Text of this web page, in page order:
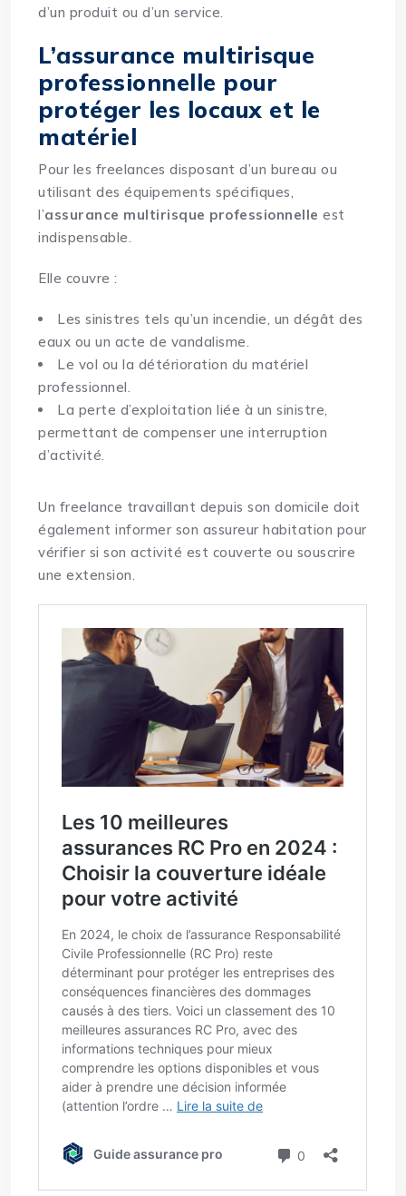
d’un produit ou d’un service.
L’assurance multirisque
professionnelle pour
protéger les locaux et le
matériel
Pour les freelances disposant d’un bureau ou
utilisant des équipements spécifiques,
l’assurance multirisque professionnelle est
indispensable.
Elle couvre :
Les sinistres tels qu’un incendie, un dégât des
eaux ou un acte de vandalisme.
Le vol ou la détérioration du matériel
professionnel.
La perte d’exploitation liée à un sinistre,
permettant de compenser une interruption
d’activité.
Un freelance travaillant depuis son domicile doit
également informer son assureur habitation pour
vérifier si son activité est couverte ou souscrire
une extension.